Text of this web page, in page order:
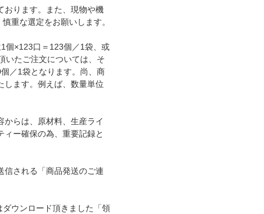
おります。また、現物や機
重な選定をお願いします。
個×123口＝123個／1袋、或
いたご注文については、そ
／1袋となります。尚、商
します。例えば、数量単位
からは、原材料、生産ライ
ー確保の為、重要記録と
信される「商品発送のご連
ウンロード頂きました「領